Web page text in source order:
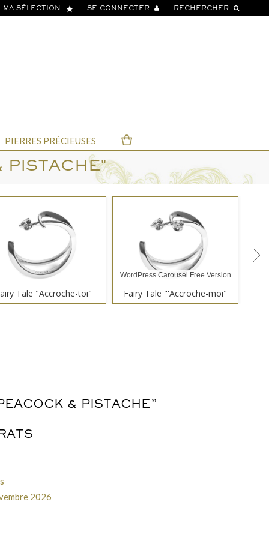
MA SÉLECTION star SE CONNECTER RECHERCHER
PIERRES PRÉCIEUSES
PISTACHE"
Tale "Accroche-toi"
WordPress Carousel Free Version
Fairy Tale "'Accroche-moi"
WordPress Carousel Free Version
& PISTACHE”
2026